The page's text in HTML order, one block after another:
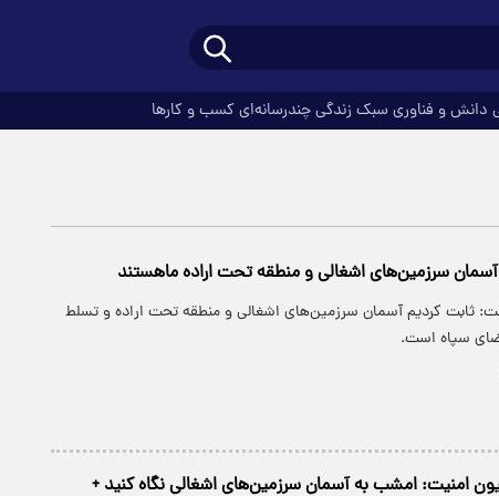
دانش و فناوری سبک زندگیچندرسانه‌ای کسب و کارها
سرزمین‌های اشغالی و منطقه تحت اراده ماهستند
ثابت کردیم آسمان سرزمین‌های اشغالی و منطقه تحت اراده و تسلط
سپاه است.
امنیت: امشب به آسمان سرزمین‌های اشغالی نگاه کنید +